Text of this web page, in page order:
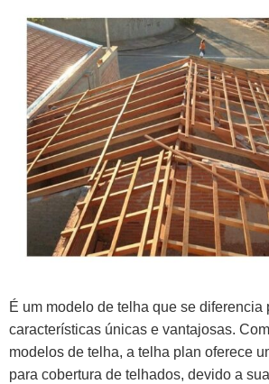
É um modelo de telha que se diferencia
características únicas e vantajosas.
modelos de telha, a telha plan oferece
para cobertura de telhados, devido a